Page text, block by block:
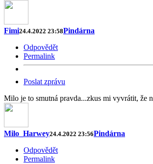
Fimi24.4.2022 23:58Pindárna
Odpovědět
Permalink
Poslat zprávu
Milo je to smutná pravda...zkus mi vyvrátit, že
Milo_Harwey24.4.2022 23:56Pindárna
Odpovědět
Permalink